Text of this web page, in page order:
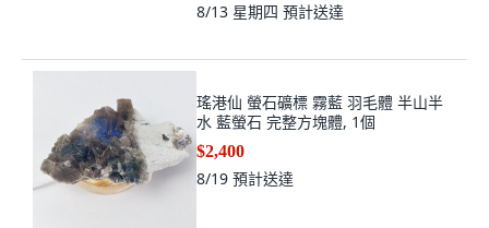
8/13 星期四 預計送達
水 藍螢石 完整方塊體, 1個
$2,400
8/19預計送達